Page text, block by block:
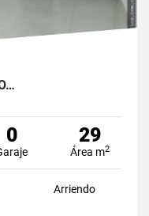
0 29
Área m2
Arriendo